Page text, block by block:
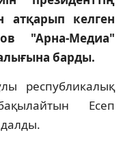
атқарып келген
"Арна-Медиа"
барды.
республикалық
Есеп